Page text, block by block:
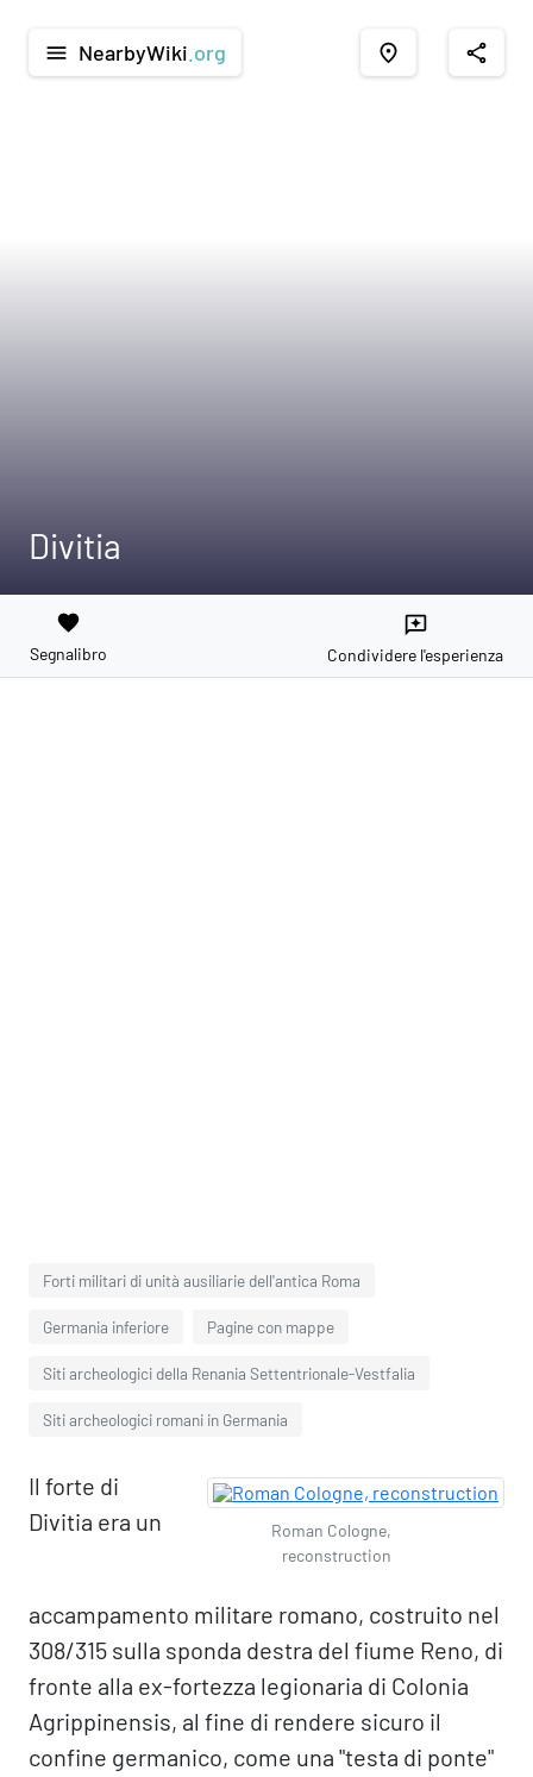
menu NearbyWiki .org place share
Divitia
favorite
Segnalibro
reviews
Condividere l'esperienza
Forti militari di unità ausiliarie dell'antica Roma
Germania inferiore Pagine con mappe
Siti archeologici della Renania Settentrionale-Vestfalia
Siti archeologici romani in Germania
Roman Cologne,
reconstruction
Il forte di
Divitia era un
accampamento militare romano, costruito nel
308/315 sulla sponda destra del fiume Reno, di
fronte alla ex-fortezza legionaria di Colonia
Agrippinensis, al fine di rendere sicuro il
confine germanico, come una "testa di ponte"